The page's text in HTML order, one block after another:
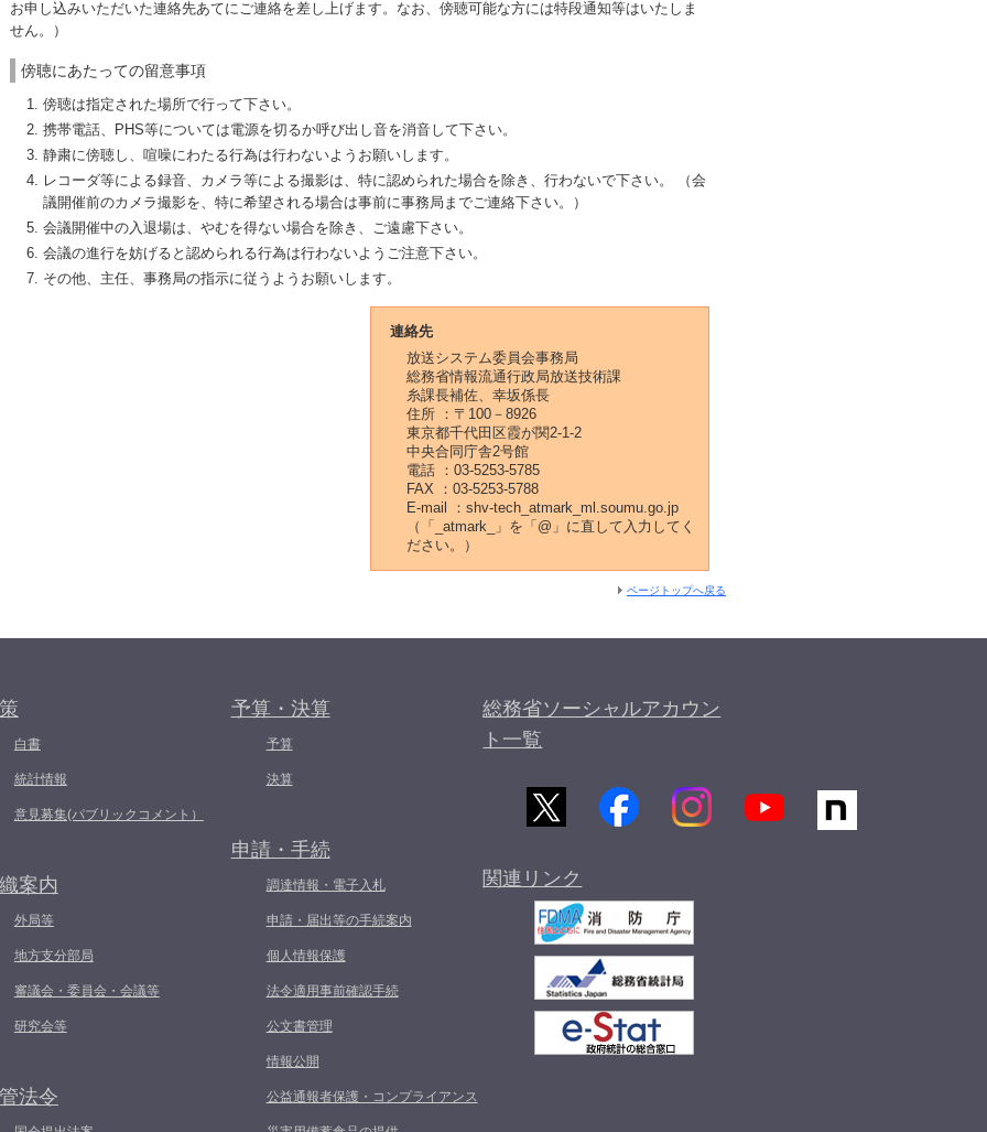
お申し込みいただいた連絡先あてにご連絡を差し上げます。なお、傍聴可能な方には特段通知等はいたしま
せん。）
傍聴にあたっての留意事項
傍聴は指定された場所で行って下さい。
携帯電話、PHS等については電源を切るか呼び出し音を消音して下さい。
静粛に傍聴し、喧噪にわたる行為は行わないようお願いします。
レコーダ等による録音、カメラ等による撮影は、特に認められた場合を除き、行わないで下さい。 （会
議開催前のカメラ撮影を、特に希望される場合は事前に事務局までご連絡下さい。）
会議開催中の入退場は、やむを得ない場合を除き、ご遠慮下さい。
会議の進行を妨げると認められる行為は行わないようご注意下さい。
その他、主任、事務局の指示に従うようお願いします。
連絡先
放送システム委員会事務局
総務省情報流通行政局放送技術課
糸課長補佐、幸坂係長
住所 ：〒100－8926
東京都千代田区霞が関2-1-2
中央合同庁舎2号館
電話 ：03-5253-5785
FAX ：03-5253-5788
E-mail ：shv-tech_atmark_ml.soumu.go.jp
（「_atmark_」を「@」に直して入力してく
ださい。）
ページトップへ戻る
白書
統計情報
意見募集(パブリックコメント）
案内
外局等
地方支分部局
審議会・委員会・会議等
研究会等
法令
予算・決算
予算
決算
申請・手続
調達情報・電子入札
申請・届出等の手続案内
個人情報保護
法令適用事前確認手続
公文書管理
情報公開
公益通報者保護・コンプライアンス
総務省ソーシャルアカウン
ト一覧
関連リンク